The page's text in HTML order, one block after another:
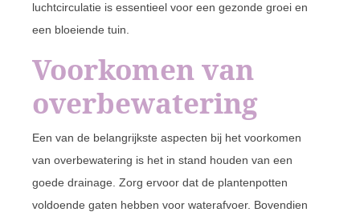
luchtcirculatie is essentieel voor een gezonde groei en
een bloeiende tuin.
Voorkomen van
overbewatering
Een van de belangrijkste aspecten bij het voorkomen
van overbewatering is het in stand houden van een
goede drainage. Zorg ervoor dat de plantenpotten
voldoende gaten hebben voor waterafvoer. Bovendien